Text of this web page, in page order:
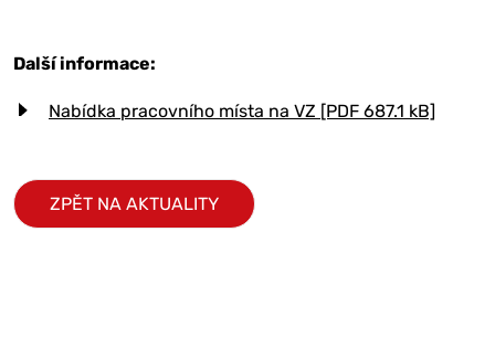
Další informace:
Nabídka pracovního místa na VZ [PDF 687.1 kB]
ZPĚT NA AKTUALITY